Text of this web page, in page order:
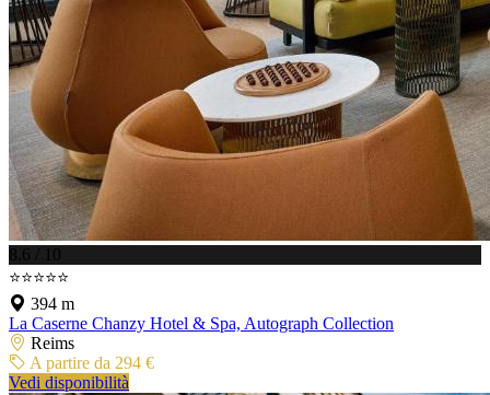
8.6 / 10
⭐⭐⭐⭐⭐
394 m
La Caserne Chanzy Hotel & Spa, Autograph Collection
Reims
A partire da 294 €
Vedi disponibilità